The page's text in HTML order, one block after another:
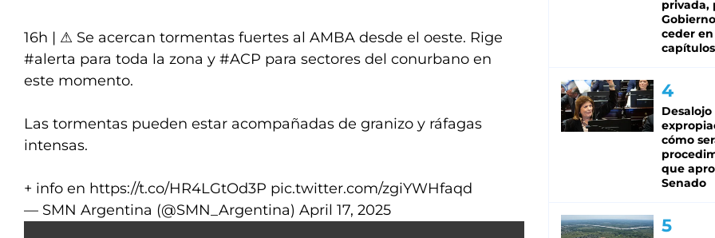
16h | ⚠ Se acercan tormentas fuertes al AMBA desde el oeste. Rige
#alerta para toda la zona y #ACP para sectores del conurbano en
este momento.
Las tormentas pueden estar acompañadas de granizo y ráfagas
intensas.
+ info en https://t.co/HR4LGtOd3P pic.twitter.com/zgiYWHfaqd
— SMN Argentina (@SMN_Argentina) April 17, 2025
privada,
ceder
capítulos
cómo
que
Senado